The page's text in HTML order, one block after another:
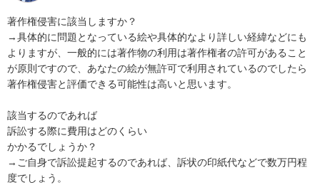
著作権侵害に該当しますか？
→具体的に問題となっている絵や具体的なより詳しい経緯などにも
よりますが、一般的には著作物の利用は著作権者の許可があること
が原則ですので、あなたの絵が無許可で利用されているのでしたら
著作権侵害と評価できる可能性は高いと思います。
該当するのであれば
訴訟する際に費用はどのくらい
かかるでしょうか？
→ご自身で訴訟提起するのであれば、訴状の印紙代などで数万円程
度でしょう。